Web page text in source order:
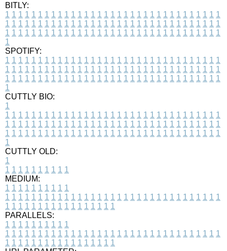
BITLY:
1 1 1 1 1 1 1 1 1 1 1 1 1 1 1 1 1 1 1 1 1 1 1 1 1 1 1 1 1 1 1 1 1
1 1 1 1 1 1 1 1 1 1 1 1 1 1 1 1 1 1 1 1 1 1 1 1 1 1 1 1 1 1 1 1 1
1 1 1 1 1 1 1 1 1 1 1 1 1 1 1 1 1 1 1 1 1 1 1 1 1 1 1 1 1 1 1 1 1
1
SPOTIFY:
1 1 1 1 1 1 1 1 1 1 1 1 1 1 1 1 1 1 1 1 1 1 1 1 1 1 1 1 1 1 1 1 1
1 1 1 1 1 1 1 1 1 1 1 1 1 1 1 1 1 1 1 1 1 1 1 1 1 1 1 1 1 1 1 1 1
1 1 1 1 1 1 1 1 1 1 1 1 1 1 1 1 1 1 1 1 1 1 1 1 1 1 1 1 1 1 1 1 1
1
CUTTLY BIO:
1
1 1 1 1 1 1 1 1 1 1 1 1 1 1 1 1 1 1 1 1 1 1 1 1 1 1 1 1 1 1 1 1 1
1 1 1 1 1 1 1 1 1 1 1 1 1 1 1 1 1 1 1 1 1 1 1 1 1 1 1 1 1 1 1 1 1
1 1 1 1 1 1 1 1 1 1 1 1 1 1 1 1 1 1 1 1 1 1 1 1 1 1 1 1 1 1 1 1 1
1
CUTTLY OLD:
1
1 1 1 1 1 1 1 1 1 1
MEDIUM:
1 1 1 1 1 1 1 1 1 1
1 1 1 1 1 1 1 1 1 1 1 1 1 1 1 1 1 1 1 1 1 1 1 1 1 1 1 1 1 1 1 1 1
1 1 1 1 1 1 1 1 1 1 1 1 1 1 1 1 1
PARALLELS:
1 1 1 1 1 1 1 1 1 1
1 1 1 1 1 1 1 1 1 1 1 1 1 1 1 1 1 1 1 1 1 1 1 1 1 1 1 1 1 1 1 1 1
1 1 1 1 1 1 1 1 1 1 1 1 1 1 1 1 1